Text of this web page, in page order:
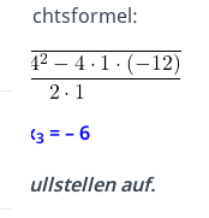
x3 = – 6
Nullstellen auf.